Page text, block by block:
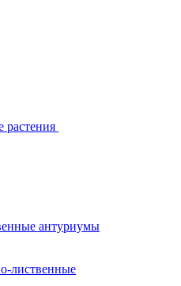
растения
антуриумы
лиственные